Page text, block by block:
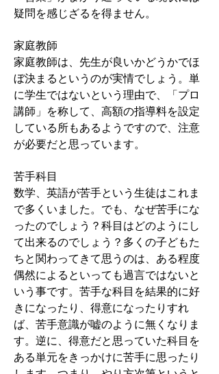
疑問を感じざるを得ません。
​家庭教師
家庭教師は、先生が良いかどうかでほ
ぼ決まるというのが実情でしょう。単
に学生ではないという理由で、「プロ
講師」を称して、高額の指導料を設定
している所もあるようですので、注意
が必要だと思っています。
苦手科目
数学、英語が苦手という生徒はこれま
で多くいました。でも、なぜ苦手にな
ったのでしょう？科目はどのようにし
て出来るのでしょう？多くの子どもた
ちと関わってきて思うのは、ある程度
偶然によるといっても過言ではないと
いう事です。苦手な科目を結果的に好
きになったり、得意になったりすれ
ば、苦手意識が嘘のように無くなりま
す。逆に、得意だと思っていた科目を
ある単元をきっかけに苦手に思ったり